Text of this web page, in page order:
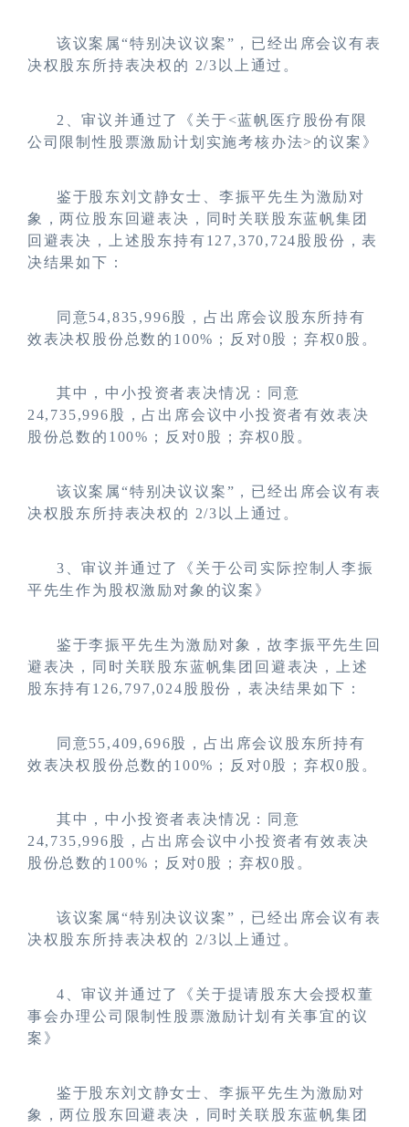
该议案属“特别决议议案”，已经出席会议有表
决权股东所持表决权的 2/3以上通过。
2 、审议并通过了 《 关于<蓝帆医疗股份有限
公司限制性股票激励计划实施考核办法>的议案 》
鉴于股东刘文静女士、李振平先生为激励对
象，两位股东回避表决，同时关联股东蓝帆集团
回避表决，上述股东持有127,370,724股股份，表
决结果如下：
同意54,835,996股，占出席会议股东所持有
效表决权股份总数的100%；反对0股；弃权0股。
其中，中小投资者表决情况：同意
24,735,996股，占出席会议中小投资者有效表决
股份总数的100%；反对0股；弃权0股。
该议案属“特别决议议案”，已经出席会议有表
决权股东所持表决权的 2/3以上通过。
3 、审议并通过了 《 关于公司实际控制人李振
平先生作为股权激励对象的议案 》
鉴于李振平先生为激励对象，故李振平先生回
避表决，同时关联股东蓝帆集团回避表决，上述
股东持有126,797,024股股份，表决结果如下：
同意55,409,696股，占出席会议股东所持有
效表决权股份总数的100%；反对0股；弃权0股。
其中，中小投资者表决情况：同意
24,735,996股，占出席会议中小投资者有效表决
股份总数的100%；反对0股；弃权0股。
该议案属“特别决议议案”，已经出席会议有表
决权股东所持表决权的 2/3以上通过。
4 、审议并通过了 《 关于提请股东大会授权董
事会办理公司限制性股票激励计划有关事宜的议
案 》
鉴于股东刘文静女士、李振平先生为激励对
象，两位股东回避表决，同时关联股东蓝帆集团